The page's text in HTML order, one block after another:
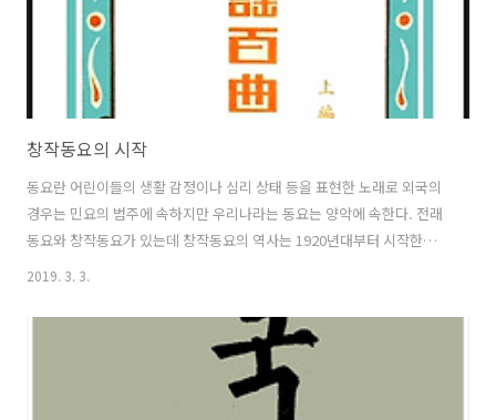
창작동요의 시작
동요란 어린이들의 생활 감정이나 심리 상태 등을 표현한 노래로 외국의
경우는 민요의 범주에 속하지만 우리나라는 동요는 양악에 속한다. 전래
동요와 창작동요가 있는데 창작동요의 역사는 1920년대부터 시작한다.
영(1903 ~ 1988)은 반달을 발표해 동요로서는 최초의 국민 애창곡이 되
었다. 때문에 반달 이전에 창작 동요가 있긴 하지만 반달을 한국 최초의
창작 동요로, 이 곡이 발표된 1924년을 창작동요의 원년으로 삼고 있다.
이 외에도 정인섭(1905 ~1983) 중심의 녹양회, 마해송(1905 ~1966) 중
2019. 3. 3.